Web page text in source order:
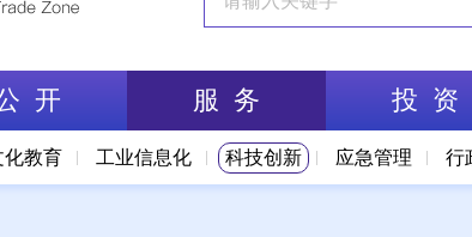
开 服 务
化教育 工业信息化 科技创新 应急管理 行
投 资